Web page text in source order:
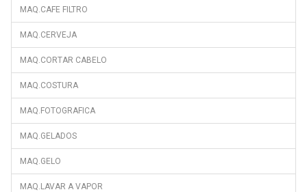
FN-360WP
FNE1072
FNT1670
FNT1670X
FPN-Q19DAVS
FR-143
FR-146R
FR-2701
MAQ.CAFE FILTRO
MAQ.CERVEJA
MAQ.CORTAR CABELO
MAQ.COSTURA
MAQ.FOTOGRAFICA
MAQ.GELADOS
MAQ.GELO
MAQ.LAVAR A VAPOR